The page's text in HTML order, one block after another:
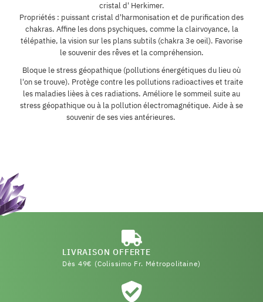
cristal d' Herkimer.
Propriétés : puissant cristal d'harmonisation et de purification des
chakras. Affine les dons psychiques, comme la clairvoyance, la
télépathie, la vision sur les plans subtils (chakra 3e oeil). Favorise
le souvenir des rêves et la compréhension.
Bloque le stress géopathique (pollutions énergétiques du lieu où
l'on se trouve). Protège contre les pollutions radioactives et traite
les maladies lièes à ces radiations. Améliore le sommeil suite au
stress géopathique ou à la pollution électromagnétique. Aide à se
souvenir de ses vies antérieures.
LIVRAISON OFFERTE
Dès 49€ (Colissimo Fr. Métropolitaine)